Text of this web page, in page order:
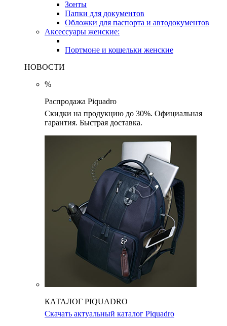
Зонты
Папки для документов
Обложки для паспорта и автодокументов
Аксессуары женские:
Портмоне и кошельки женские
НОВОСТИ
%
Распродажа Piquadro
Скидки на продукцию до 30%. Официальная
гарантия. Быстрая доставка.
КАТАЛОГ PIQUADRO
Скачать актуальный каталог Piquadro